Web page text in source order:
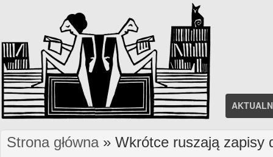
Jesteś tutaj
Strona główna» Wkrótce ruszają zapisy